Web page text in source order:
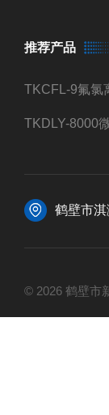
推荐产品
鹤壁市
© 2026 鹤壁市